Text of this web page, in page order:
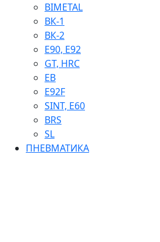
BIMETAL
ВК-1
ВК-2
Е90, E92
GT, HRC
EB
Е92F
SINT, E60
BRS
SL
ПНЕВМАТИКА